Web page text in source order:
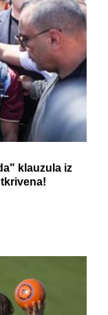
klauzula iz